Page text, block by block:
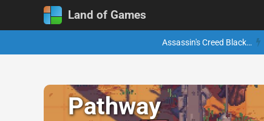
Land of Games
Assassin's Creed Black…
Pathway